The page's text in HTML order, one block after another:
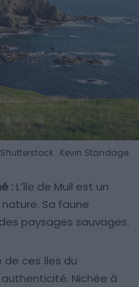
Shutterstock : Kevin Standage
: L’île de Mull est un
Sa faune
paysages sauvages.
de ces îles du
Nichée à